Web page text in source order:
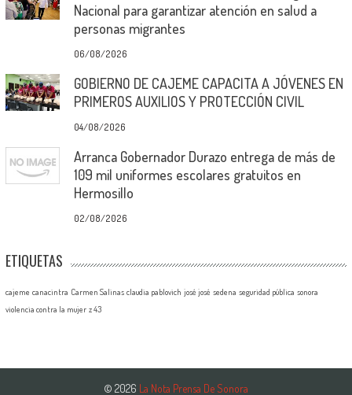
Nacional para garantizar atención en salud a
personas migrantes
06/08/2026
GOBIERNO DE CAJEME CAPACITA A JÓVENES EN
PRIMEROS AUXILIOS Y PROTECCIÓN CIVIL
04/08/2026
Arranca Gobernador Durazo entrega de más de
109 mil uniformes escolares gratuitos en
Hermosillo
02/08/2026
ETIQUETAS
cajeme canacintra Carmen Salinas claudia pablovich josé josé sedena seguridad pública sonora
violencia contra la mujer z 43
© 2026 La Nota Prensa De Sonora